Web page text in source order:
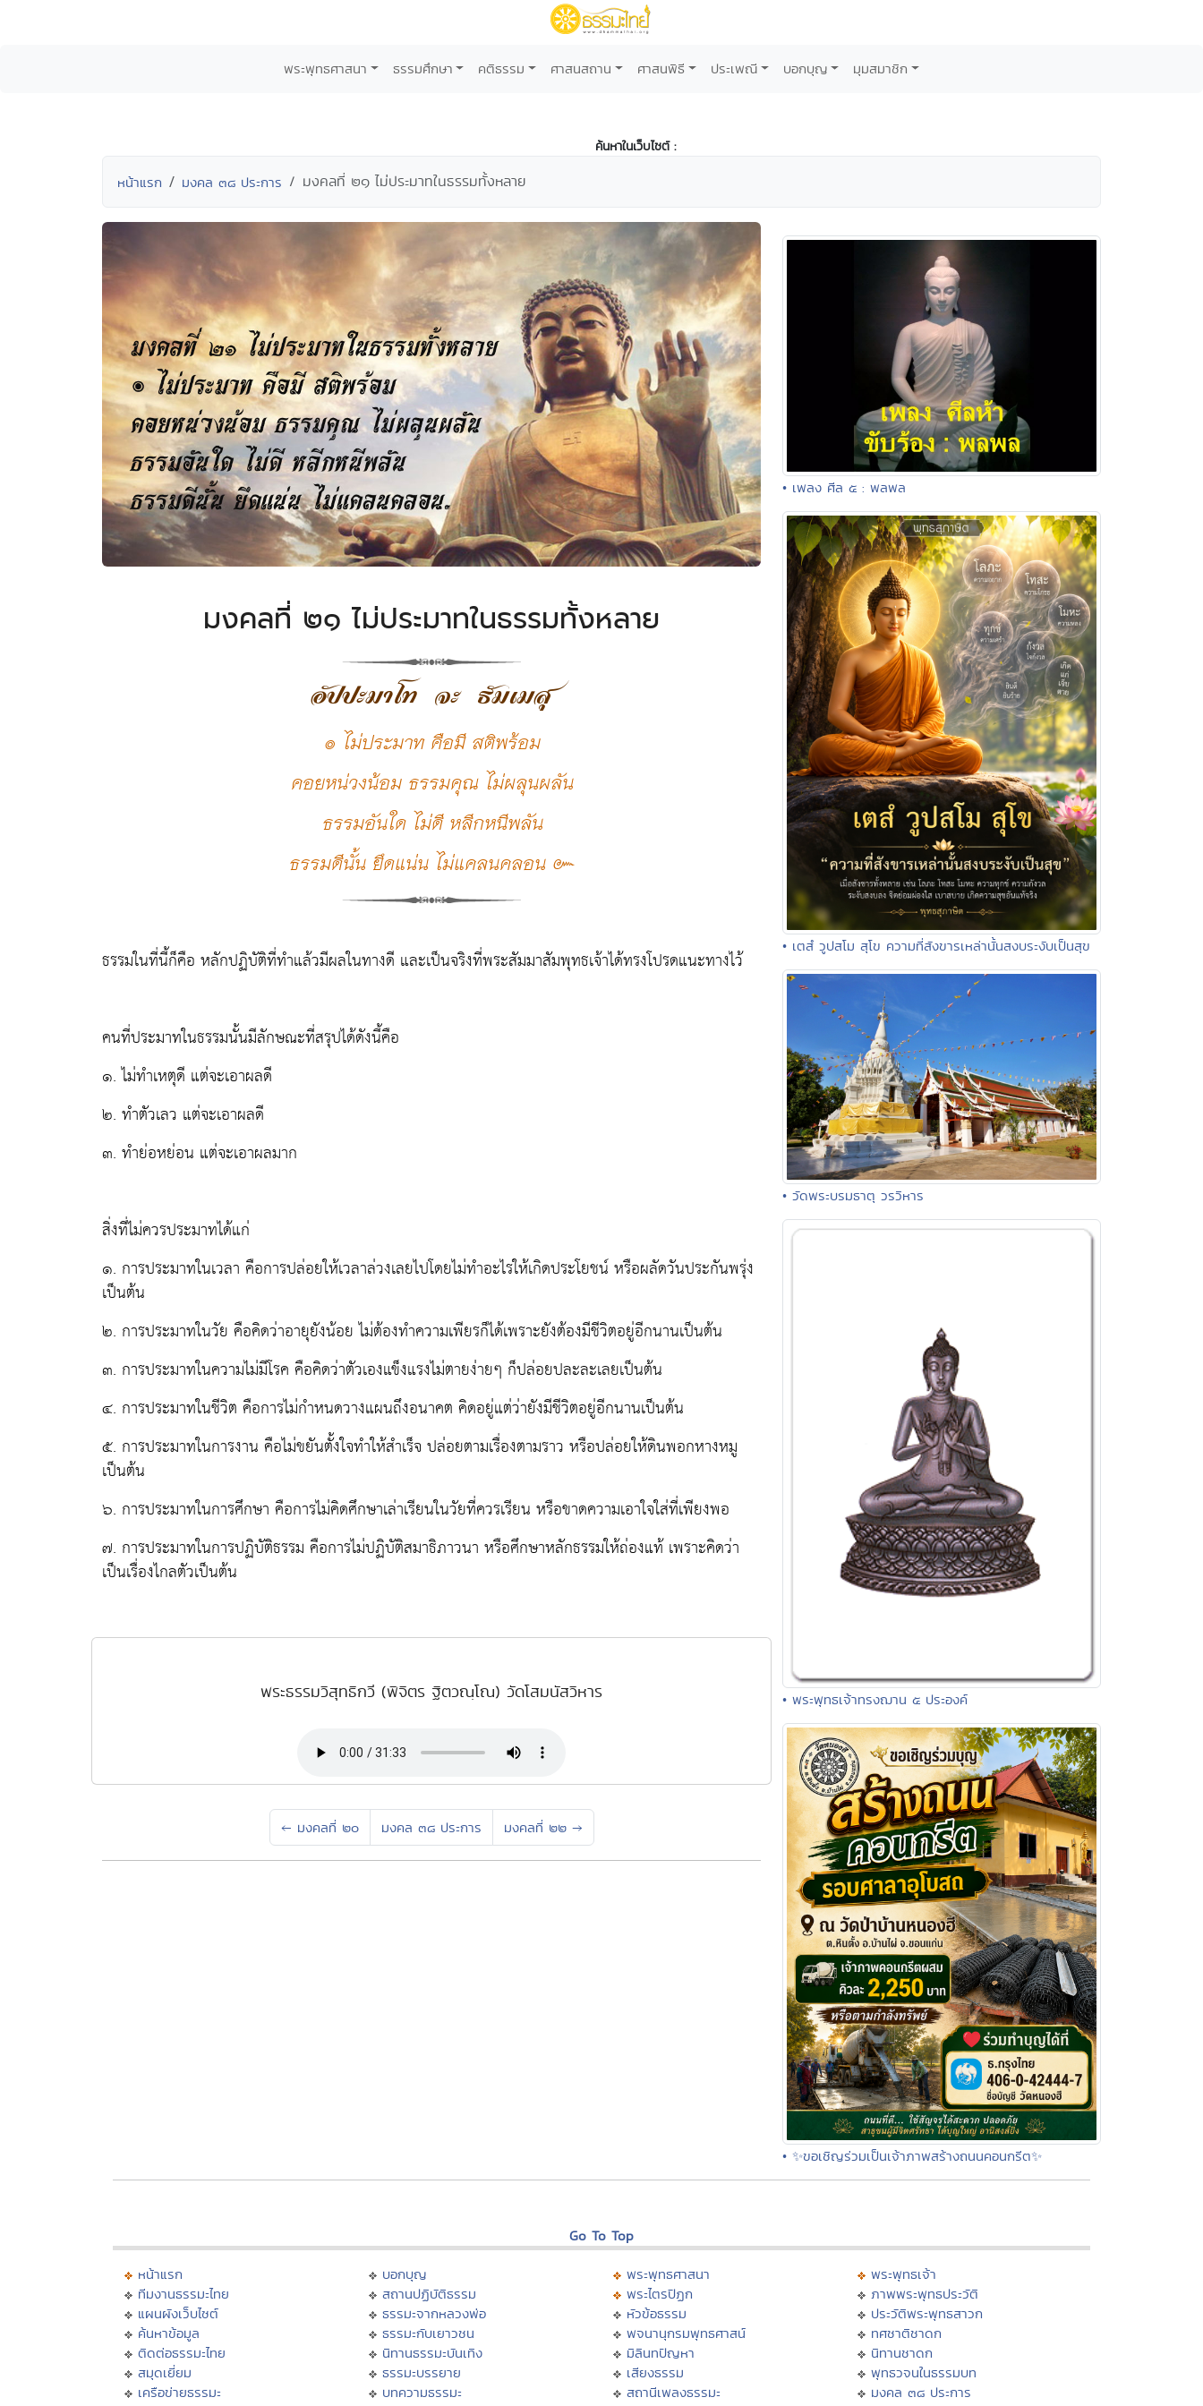
พระพุทธศาสนา ธรรมศึกษา คติธรรม ศาสนสถาน ศาสนพิธี ประเพณี บอกบุญ มุมสมาชิก
ค้นหาในเว็บไซต์ :
หน้าแรก มงคล ๓๘ ประการ มงคลที่ ๒๑ ไม่ประมาทในธรรมทั้งหลาย
มงคลที่ ๒๑ ไม่ประมาทในธรรมทั้งหลาย
อัปปะมาโท จะ ธัมเมสุ
๏ ไม่ประมาท คือมี สติพร้อม
คอยหน่วงน้อม ธรรมคุณ ไม่ผลุนผลัน
ธรรมอันใด ไม่ดี หลีกหนีพลัน
ธรรมดีนั้น ยึดแน่น ไม่แคลนคลอน ๛
ธรรมในที่นี้ก็คือ หลักปฏิบัติที่ทำแล้วมีผลในทางดี และเป็นจริงที่พระสัมมาสัมพุทธเจ้าได้ทรงโปรดแนะทางไว้
คนที่ประมาทในธรรมนั้นมีลักษณะที่สรุปได้ดังนี้คือ
๑. ไม่ทำเหตุดี แต่จะเอาผลดี
๒. ทำตัวเลว แต่จะเอาผลดี
๓. ทำย่อหย่อน แต่จะเอาผลมาก
สิ่งที่ไม่ควรประมาทได้แก่
๑. การประมาทในเวลา คือการปล่อยให้เวลาล่วงเลยไปโดยไม่ทำอะไรให้เกิดประโยชน์ หรือผลัดวันประกันพรุ่ง
เป็นต้น
๒. การประมาทในวัย คือคิดว่าอายุยังน้อย ไม่ต้องทำความเพียรก็ได้เพราะยังต้องมีชีวิตอยู่อีกนานเป็นต้น
๓. การประมาทในความไม่มีโรค คือคิดว่าตัวเองแข็งแรงไม่ตายง่ายๆ ก็ปล่อยปละละเลยเป็นต้น
๔. การประมาทในชีวิต คือการไม่กำหนดวางแผนถึงอนาคต คิดอยู่แต่ว่ายังมีชีวิตอยู่อีกนานเป็นต้น
๕. การประมาทในการงาน คือไม่ขยันตั้งใจทำให้สำเร็จ ปล่อยตามเรื่องตามราว หรือปล่อยให้ดินพอกหางหมู
เป็นต้น
๖. การประมาทในการศึกษา คือการไม่คิดศึกษาเล่าเรียนในวัยที่ควรเรียน หรือขาดความเอาใจใส่ที่เพียงพอ
๗. การประมาทในการปฏิบัติธรรม คือการไม่ปฏิบัติสมาธิภาวนา หรือศึกษาหลักธรรมให้ถ่องแท้ เพราะคิดว่า
เป็นเรื่องไกลตัวเป็นต้น
พระธรรมวิสุทธิกวี (พิจิตร ฐิตวณฺโณ) วัดโสมนัสวิหาร
← มงคลที่ ๒๐ มงคล ๓๘ ประการ มงคลที่ ๒๒ →
• เพลง ศีล ๕ : พลพล
• เตสํ วูปสโม สุโข ความที่สังขารเหล่านั้นสงบระงับเป็นสุข
• วัดพระบรมธาตุ วรวิหาร
• พระพุทธเจ้าทรงฌาน ๕ ประองค์
• ✨ขอเชิญร่วมเป็นเจ้าภาพสร้างถนนคอนกรีต✨
Go To Top
หน้าแรก
ทีมงานธรรมะไทย
แผนผังเว็บไซต์
ค้นหาข้อมูล
ติดต่อธรรมะไทย
สมุดเยี่ยม
เครือข่ายธรรมะ
บอกบุญ
สถานปฏิบัติธรรม
ธรรมะจากหลวงพ่อ
ธรรมะกับเยาวชน
นิทานธรรมะบันเทิง
ธรรมะบรรยาย
บทความธรรมะ
พระพุทธศาสนา
พระไตรปิฏก
หัวข้อธรรม
พจนานุกรมพุทธศาสน์
มิลินทปัญหา
เสียงธรรม
สถานีเพลงธรรมะ
พระพุทธเจ้า
ภาพพระพุทธประวัติ
ประวัติพระพุทธสาวก
ทศชาติชาดก
นิทานชาดก
พุทธวจนในธรรมบท
มงคล ๓๘ ประการ